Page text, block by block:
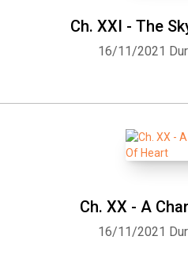
Ch. XXI - The
16/11/2021
Ch. XX - A
16/11/2021